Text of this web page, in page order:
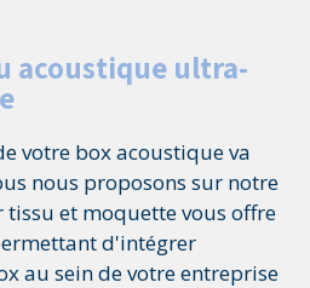
acoustique ultra-
votre box acoustique va
nous proposons sur notre
tissu et moquette vous offre
d'intégrer
au sein de votre entreprise